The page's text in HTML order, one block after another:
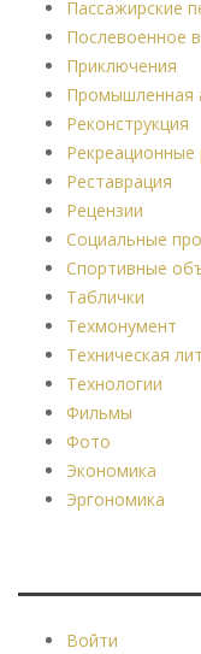
Пассажирские
Послевоенное
Приключения
Промышленная
Реконструкция
Рекреационные
Реставрация
Рецензии
Социальные
Спортивные
Таблички
Техмонумент
Техническая
Технологии
Фильмы
Фото
Экономика
Эргономика
Войти